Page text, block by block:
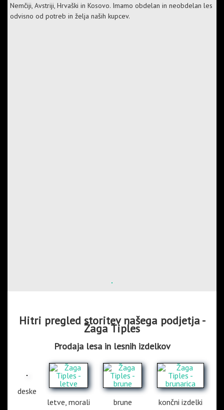
Nemčiji, Avstriji, Hrvaški in Kosovo. Imamo obdelan in neobdelan les
odvisno od potreb in želja naših kupcev.
Hitri pregled storitev našega podjetja -
Žaga Tiples
Prodaja lesa in lesnih izdelkov
deske
letve, morali
brune končni izdelki